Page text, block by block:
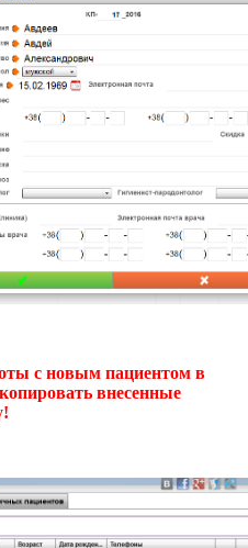
с новым пациентом в
копировать внесенные